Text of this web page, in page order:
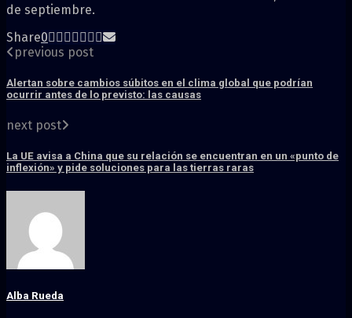
de septiembre.
Share0
previous post
Alertan sobre cambios súbitos en el clima global que podrían
ocurrir antes de lo previsto: las causas
next post
La UE avisa a China que su relación se encuentran en un «punto de
inflexión» y pide soluciones para las tierras raras
Alba Rueda